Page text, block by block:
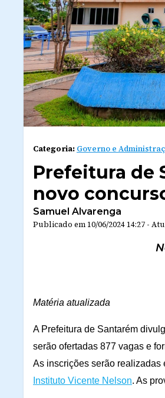
Categoria: Governo e
Prefeitura de
novo
Samuel Alvarenga
Publicado em 10/06/2024 14:27 -
Matéria atualizada
A Prefeitura de Santarém
serão ofertadas 877 vagas e
As inscrições serão realizadas
Instituto Vicente Nelson. As